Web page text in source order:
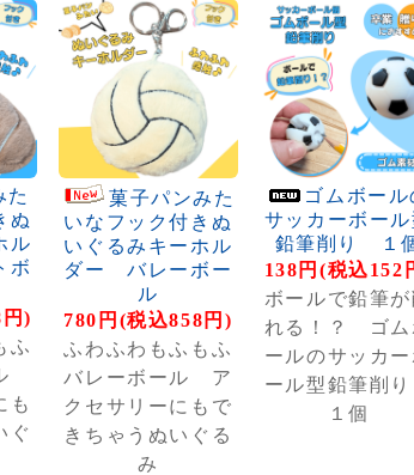
た
ぬ
ル
ボ
)
ふ
も
ぐ
菓子パンみた
いなフック付きぬ
いぐるみキーホル
ダー バレーボー
ル
780円(税込858円)
ふわふわもふもふ
バレーボール ア
クセサリーにもで
きちゃうぬいぐる
み
ゴムボール
サッカーボール
鉛筆削り １
138円(税込152
ボールで鉛筆が
れる！？ ゴム
ールのサッカー
ール型鉛筆削
１個